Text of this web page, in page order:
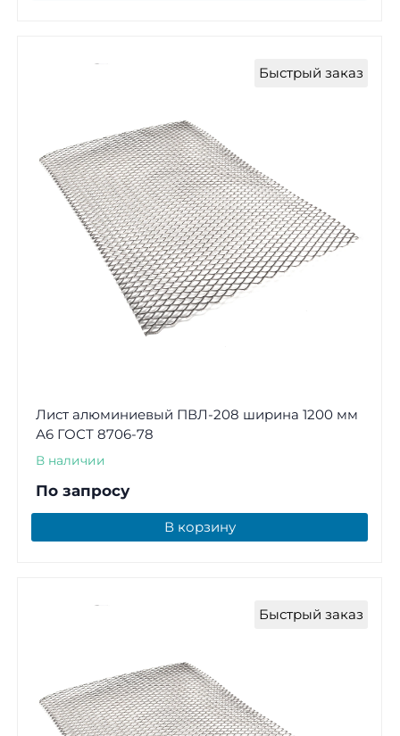
Быстрый заказ
Лист алюминиевый ПВЛ-208 ширина 1200 мм
А6 ГОСТ 8706-78
В наличии
По запросу
В корзину
Быстрый заказ